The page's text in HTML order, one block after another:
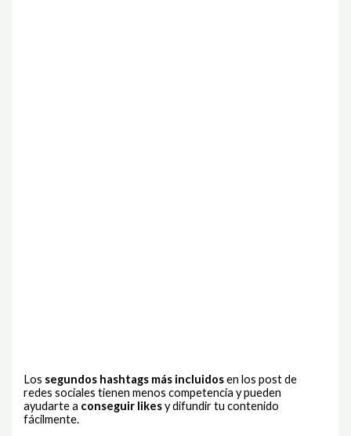
Los segundos hashtags más incluidosen los post de
redes sociales tienen menos competencia y pueden
ayudarte a conseguir likesy difundir tu contenido
fácilmente.